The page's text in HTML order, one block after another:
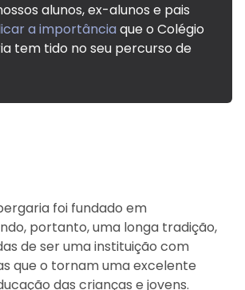
alunos, ex-alunos e pais
a importância que o Colégio
tem tido no seu percurso de
foi fundado em
portanto, uma longa tradição,
de ser uma instituição com
que o tornam uma excelente
das crianças e jovens.